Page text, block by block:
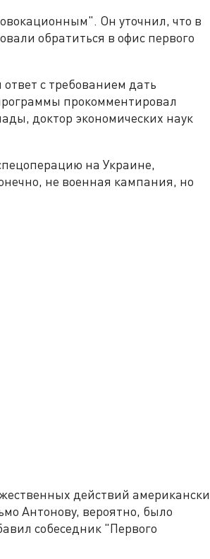
Он уточнил, что в
обратиться в офис первого
с требованием дать
прокомментировал
доктор экономических наук
на Украине,
не военная кампания, но
действий
Антонову, вероятно, было
собеседник "Первого